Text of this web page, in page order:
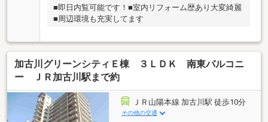
■即日内覧可能です！■室内リフォーム歴あり大変綺麗
■周辺環境も充実してます
加古川グリーンシティＥ棟 ３ＬＤＫ 南東バルコニ
ー ＪＲ加古川駅まで約
ＪＲ山陽本線 加古川駅 徒歩10分
その他の交通